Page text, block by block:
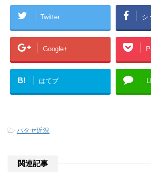
Twitter シ
Google+
B! はてブ
-パタヤ近況
関連記事